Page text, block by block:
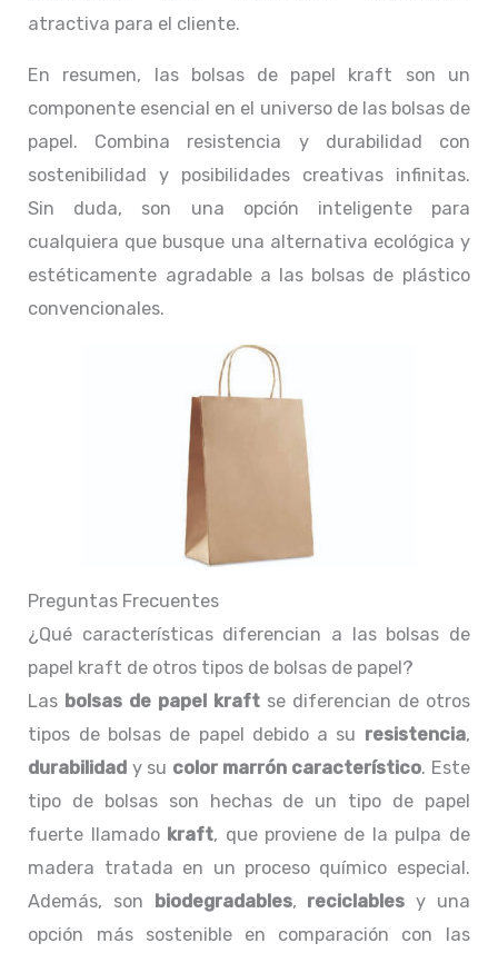
atractiva para el cliente.
En resumen, las bolsas de papel kraft son un
componente esencial en el universo de las bolsas de
papel. Combina resistencia y durabilidad con
sostenibilidad y posibilidades creativas infinitas.
Sin duda, son una opción inteligente para
cualquiera que busque una alternativa ecológica y
estéticamente agradable a las bolsas de plástico
convencionales.
Preguntas Frecuentes
¿Qué características diferencian a las bolsas de
papel kraft de otros tipos de bolsas de papel?
Las bolsas de papel kraft se diferencian de otros
tipos de bolsas de papel debido a su resistencia,
durabilidad y su color marrón característico. Este
tipo de bolsas son hechas de un tipo de papel
fuerte llamado kraft, que proviene de la pulpa de
madera tratada en un proceso químico especial.
Además, son biodegradables, reciclables y una
opción más sostenible en comparación con las